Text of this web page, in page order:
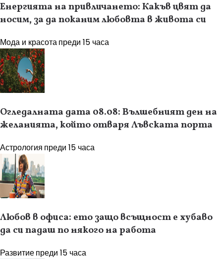
Енергията на привличането: Какъв цвят да
носим, за да поканим любовта в живота си
Мода и красотапреди 15 часа
Огледалната дата 08.08: Вълшебният ден на
желанията, който отваря Лъвската порта
Астрология преди 15 часа
Любов в офиса: ето защо всъщност е хубаво
да си падаш по някого на работа
Развитиепреди 15 часа